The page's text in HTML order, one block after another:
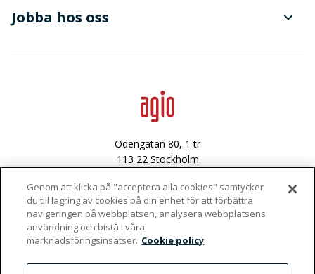
Finanser
Data & integritet
Jobba hos oss
Odengatan 80, 1 tr
113 22 Stockholm
Västra Varvsgatan 3
972 36 Luleå
Vaktgatan 4
981 47 Kiruna
Genom att klicka på "acceptera alla cookies" samtycker
du till lagring av cookies på din enhet för att förbättra
navigeringen på webbplatsen, analysera webbplatsens
användning och bistå i våra
marknadsföringsinsatser. Cookie policy